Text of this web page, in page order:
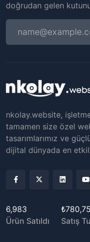
doğrudan gelen
nkolay.website,
tamamen size özel
tasarımlarımız ve
dijital dünyada en
6,983
Ürün Satıldı
Satış